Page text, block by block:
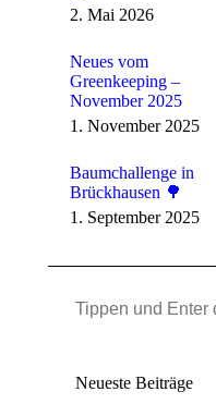
2. Mai 2026
Neues vom
Greenkeeping –
November 2025
1. November 2025
Baumchallenge in
Brückhausen 🌳
1. September 2025
Search:
Neueste Beiträge